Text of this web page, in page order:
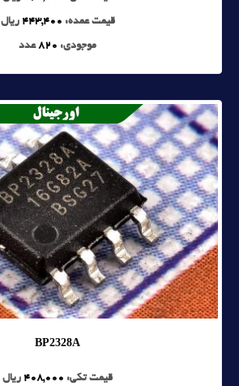
قیمت عمده: 443,400 ریال
موجودی: 820عدد
BP2328A
قیمت تکی: 408,000 ریال